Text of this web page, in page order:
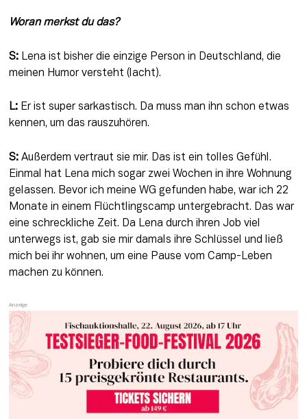
Woran merkst du das?
S: Lena ist bisher die einzige Person in Deutschland, die
meinen Humor versteht (lacht).
L: Er ist super sarkastisch. Da muss man ihn schon etwas
kennen, um das rauszuhören.
S: Außerdem vertraut sie mir. Das ist ein tolles Gefühl.
Einmal hat Lena mich sogar zwei Wochen in ihre Wohnung
gelassen. Bevor ich meine WG gefunden habe, war ich 22
Monate in einem Flüchtlingscamp untergebracht. Das war
eine schreckliche Zeit. Da Lena durch ihren Job viel
unterwegs ist, gab sie mir damals ihre Schlüssel und ließ
mich bei ihr wohnen, um eine Pause vom Camp-Leben
machen zu können.